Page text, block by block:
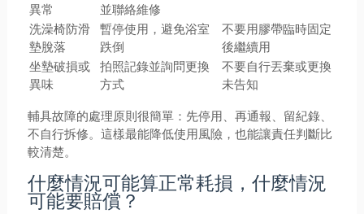
異常
並聯絡維修
洗澡椅防滑
墊脫落
暫停使用，避免浴室
跌倒
不要用膠帶臨時固定
後繼續用
坐墊破損或
異味
拍照記錄並詢問更換
方式
不要自行丟棄或更換
未告知
輔具故障的處理原則很簡單：先停用、再通報、留紀錄、
不自行拆修。這樣最能降低使用風險，也能讓責任判斷比
較清楚。
什麼情況可能算正常耗損，什麼情況
可能要賠償？